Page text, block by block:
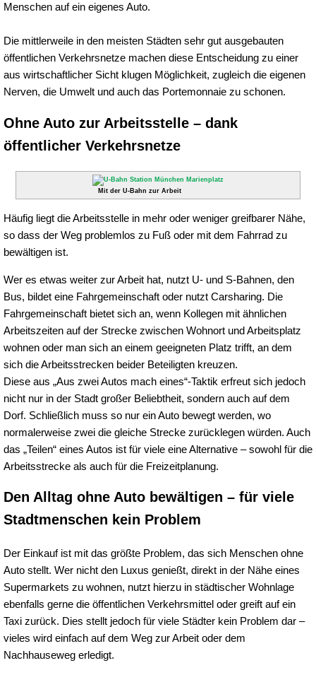
Menschen auf ein eigenes Auto.
Die mittlerweile in den meisten Städten sehr gut ausgebauten
öffentlichen Verkehrsnetze machen diese Entscheidung zu einer
aus wirtschaftlicher Sicht klugen Möglichkeit, zugleich die eigenen
Nerven, die Umwelt und auch das Portemonnaie zu schonen.
Ohne Auto zur Arbeitsstelle – dank
öffentlicher Verkehrsnetze
Mit der U-Bahn zur Arbeit
Häufig liegt die Arbeitsstelle in mehr oder weniger greifbarer Nähe,
so dass der Weg problemlos zu Fuß oder mit dem Fahrrad zu
bewältigen ist.
Wer es etwas weiter zur Arbeit hat, nutzt U- und S-Bahnen, den
Bus, bildet eine Fahrgemeinschaft oder nutzt Carsharing. Die
Fahrgemeinschaft bietet sich an, wenn Kollegen mit ähnlichen
Arbeitszeiten auf der Strecke zwischen Wohnort und Arbeitsplatz
wohnen oder man sich an einem geeigneten Platz trifft, an dem
sich die Arbeitsstrecken beider Beteiligten kreuzen.
Diese aus „Aus zwei Autos mach eines“-Taktik erfreut sich jedoch
nicht nur in der Stadt großer Beliebtheit, sondern auch auf dem
Dorf. Schließlich muss so nur ein Auto bewegt werden, wo
normalerweise zwei die gleiche Strecke zurücklegen würden. Auch
das „Teilen“ eines Autos ist für viele eine Alternative – sowohl für die
Arbeitsstrecke als auch für die Freizeitplanung.
Den Alltag ohne Auto bewältigen – für viele
Stadtmenschen kein Problem
Der Einkauf ist mit das größte Problem, das sich Menschen ohne
Auto stellt. Wer nicht den Luxus genießt, direkt in der Nähe eines
Supermarkets zu wohnen, nutzt hierzu in städtischer Wohnlage
ebenfalls gerne die öffentlichen Verkehrsmittel oder greift auf ein
Taxi zurück. Dies stellt jedoch für viele Städter kein Problem dar –
vieles wird einfach auf dem Weg zur Arbeit oder dem
Nachhauseweg erledigt.